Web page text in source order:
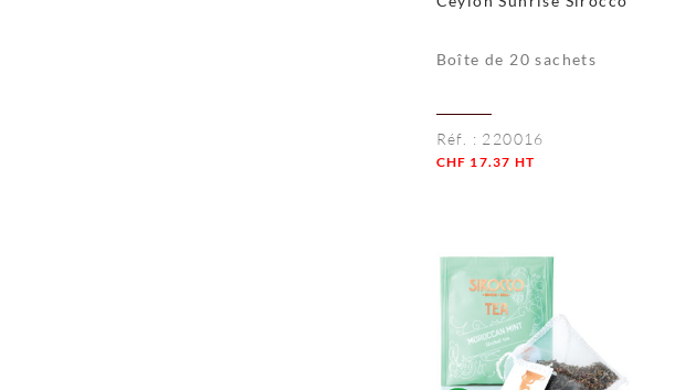
Boîte de 20 sachets
Réf. : 220016
CHF 17.37 HT